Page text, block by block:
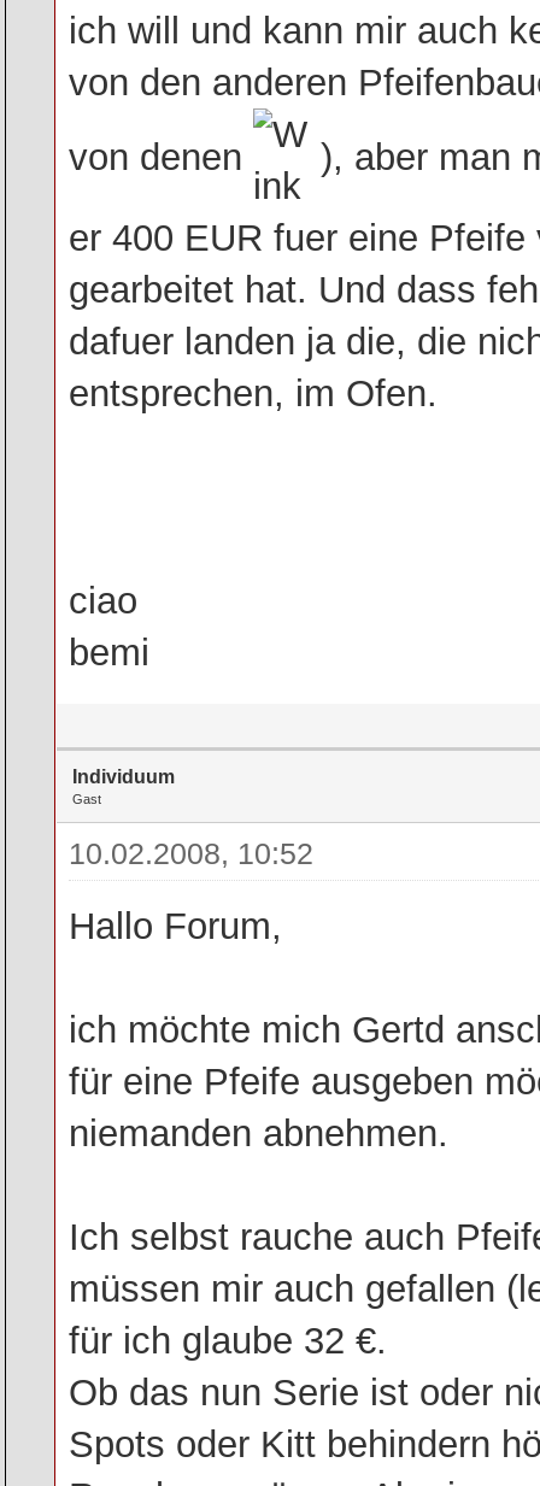
ich will und kann mir auch
von den anderen
von denen
), aber man
er 400 EUR fuer eine
gearbeitet hat. Und dass
dafuer landen ja die, die
entsprechen, im Ofen.
ciao
bemi
Individuum
Gast
10.02.2008, 10:52
Hallo Forum,
ich möchte mich Gertd
für eine Pfeife ausgeben
niemanden abnehmen.
Ich selbst rauche auch
müssen mir auch gefallen
für ich glaube 32 €.
Ob das nun Serie ist oder
Spots oder Kitt behindern